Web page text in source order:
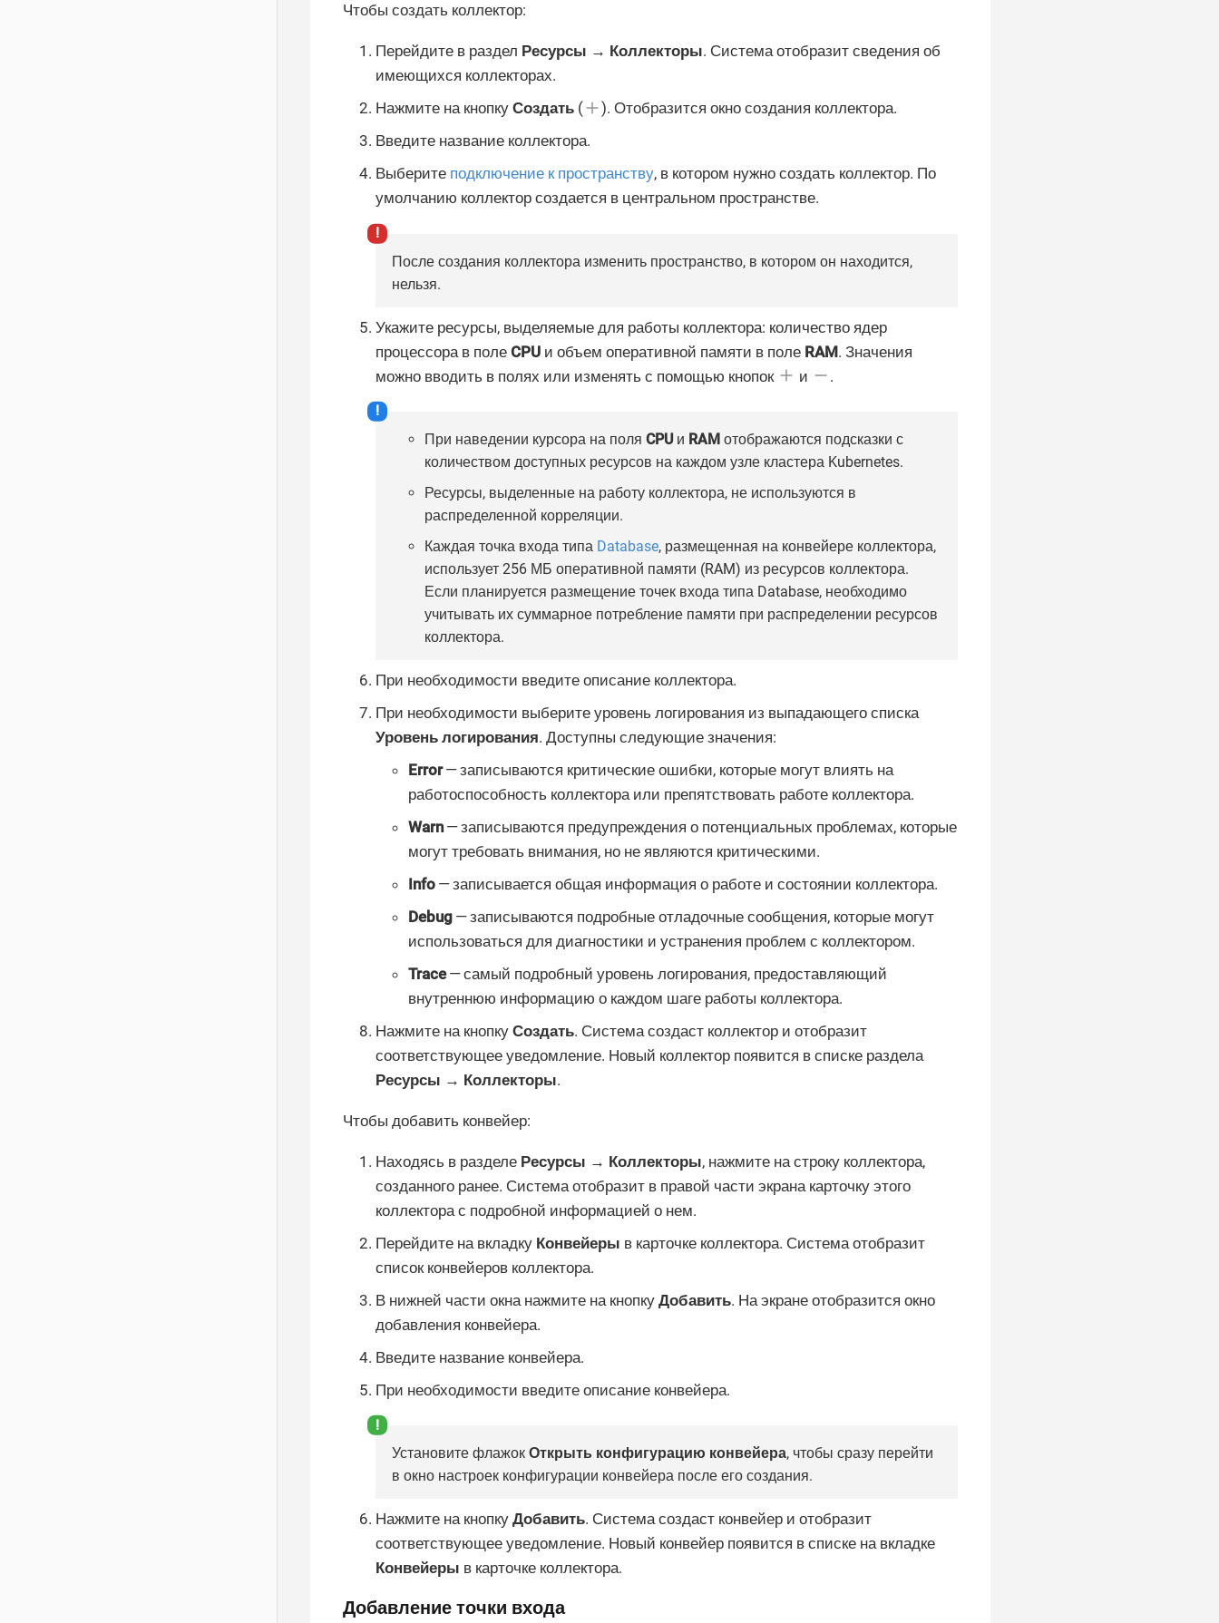
Чтобы создать коллектор:
Перейдите в раздел Ресурсы → Коллекторы. Система отобразит сведения об
имеющихся коллекторах.
Нажмите на кнопку Создать (
). Отобразится окно создания коллектора.
Введите название коллектора.
Выберите подключение к пространству, в котором нужно создать коллектор. По
умолчанию коллектор создается в центральном пространстве.
После создания коллектора изменить пространство, в котором он находится,
нельзя.
Укажите ресурсы, выделяемые для работы коллектора: количество ядер
процессора в поле CPU и объем оперативной памяти в поле RAM. Значения
можно вводить в полях или изменять с помощью кнопок
и .
При наведении курсора на поля CPUи RAM отображаются подсказки с
количеством доступных ресурсов на каждом узле кластера Kubernetes.
Ресурсы, выделенные на работу коллектора, не используются в
распределенной корреляции.
Каждая точка входа типа Database, размещенная на конвейере коллектора,
использует 256 МБ оперативной памяти (RAM) из ресурсов коллектора.
Если планируется размещение точек входа типа Database, необходимо
учитывать их суммарное потребление памяти при распределении ресурсов
коллектора.
При необходимости введите описание коллектора.
При необходимости выберите уровень логирования из выпадающего списка
Уровень логирования. Доступны следующие значения:
Error— записываются критические ошибки, которые могут влиять на
работоспособность коллектора или препятствовать работе коллектора.
Warn— записываются предупреждения о потенциальных проблемах, которые
могут требовать внимания, но не являются критическими.
Info — записывается общая информация о работе и состоянии коллектора.
Debug — записываются подробные отладочные сообщения, которые могут
использоваться для диагностики и устранения проблем с коллектором.
Trace— самый подробный уровень логирования, предоставляющий
внутреннюю информацию о каждом шаге работы коллектора.
Нажмите на кнопку Создать. Система создаст коллектор и отобразит
соответствующее уведомление. Новый коллектор появится в списке раздела
Ресурсы → Коллекторы.
Чтобы добавить конвейер:
Находясь в разделе Ресурсы → Коллекторы, нажмите на строку коллектора,
созданного ранее. Система отобразит в правой части экрана карточку этого
коллектора с подробной информацией о нем.
Перейдите на вкладку Конвейеры в карточке коллектора. Система отобразит
список конвейеров коллектора.
В нижней части окна нажмите на кнопку Добавить. На экране отобразится окно
добавления конвейера.
Введите название конвейера.
При необходимости введите описание конвейера.
Установите флажок Открыть конфигурацию конвейера, чтобы сразу перейти
в окно настроек конфигурации конвейера после его создания.
Нажмите на кнопку Добавить. Система создаст конвейер и отобразит
соответствующее уведомление. Новый конвейер появится в списке на вкладке
Конвейеры в карточке коллектора.
Добавление точки входа